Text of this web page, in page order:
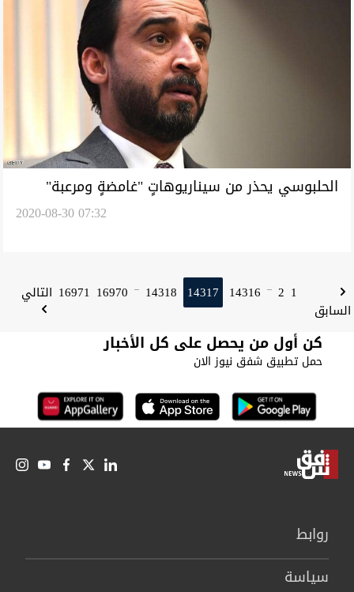
الحلبوسي يحذر من سيناريوهاتٍ "غامضةٍ ومرعبة"
2020-08-30 07:32
السابق
1
2
...
14316
14317
14318
...
16970
16971 التالي
كن أول من يحصل على كل الأخبار
حمل تطبيق شفق نيوز الان
روابط
سیاسة